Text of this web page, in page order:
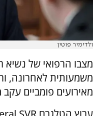
ולדימיר פוטין
מצבו הרפואי של נשיא
משמעותית לאחרונה,
מאירועים פומביים עקב